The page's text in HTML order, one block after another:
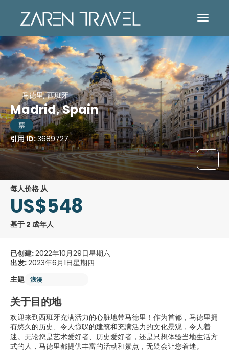
马德里, 西班牙
Madrid, Spain
票
引用 ID:3689727
每人价格 从
US$548
基于 2 成年人
已创建:2022年10月29日星期六
出发:2023年6月1日星期四
主题
浪漫
关于目的地
欢迎来到西班牙充满活力的心脏地带马德里！作为首都，马德里拥
有悠久的历史、令人惊叹的建筑和充满活力的文化景观，令人着
迷。无论您是艺术爱好者、历史爱好者，还是只想体验当地生活方
式的人，马德里都提供丰富的活动和景点，无疑会让您着迷。